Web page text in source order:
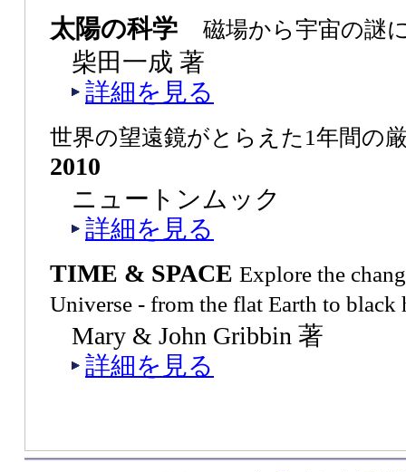
太陽の科学 磁場から宇宙の謎
柴田一成 著
詳細を見る
世界の望遠鏡がとらえた1年間の
2010
ニュートンムック
詳細を見る
TIME & SPACE Explore the
Universe - from the flat Earth to black
Mary & John Gribbin 著
詳細を見る